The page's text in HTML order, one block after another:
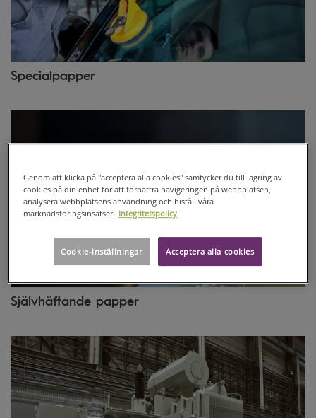
Specialpapper
Självhäftande papper
Genom att klicka på "acceptera alla cookies" samtycker du till lagring av
cookies på din enhet för att förbättra navigeringen på webbplatsen,
analysera webbplatsens användning och bistå i våra
marknadsföringsinsatser. Integritetspolicy
Acceptera alla cookies
Cookie-inställningar